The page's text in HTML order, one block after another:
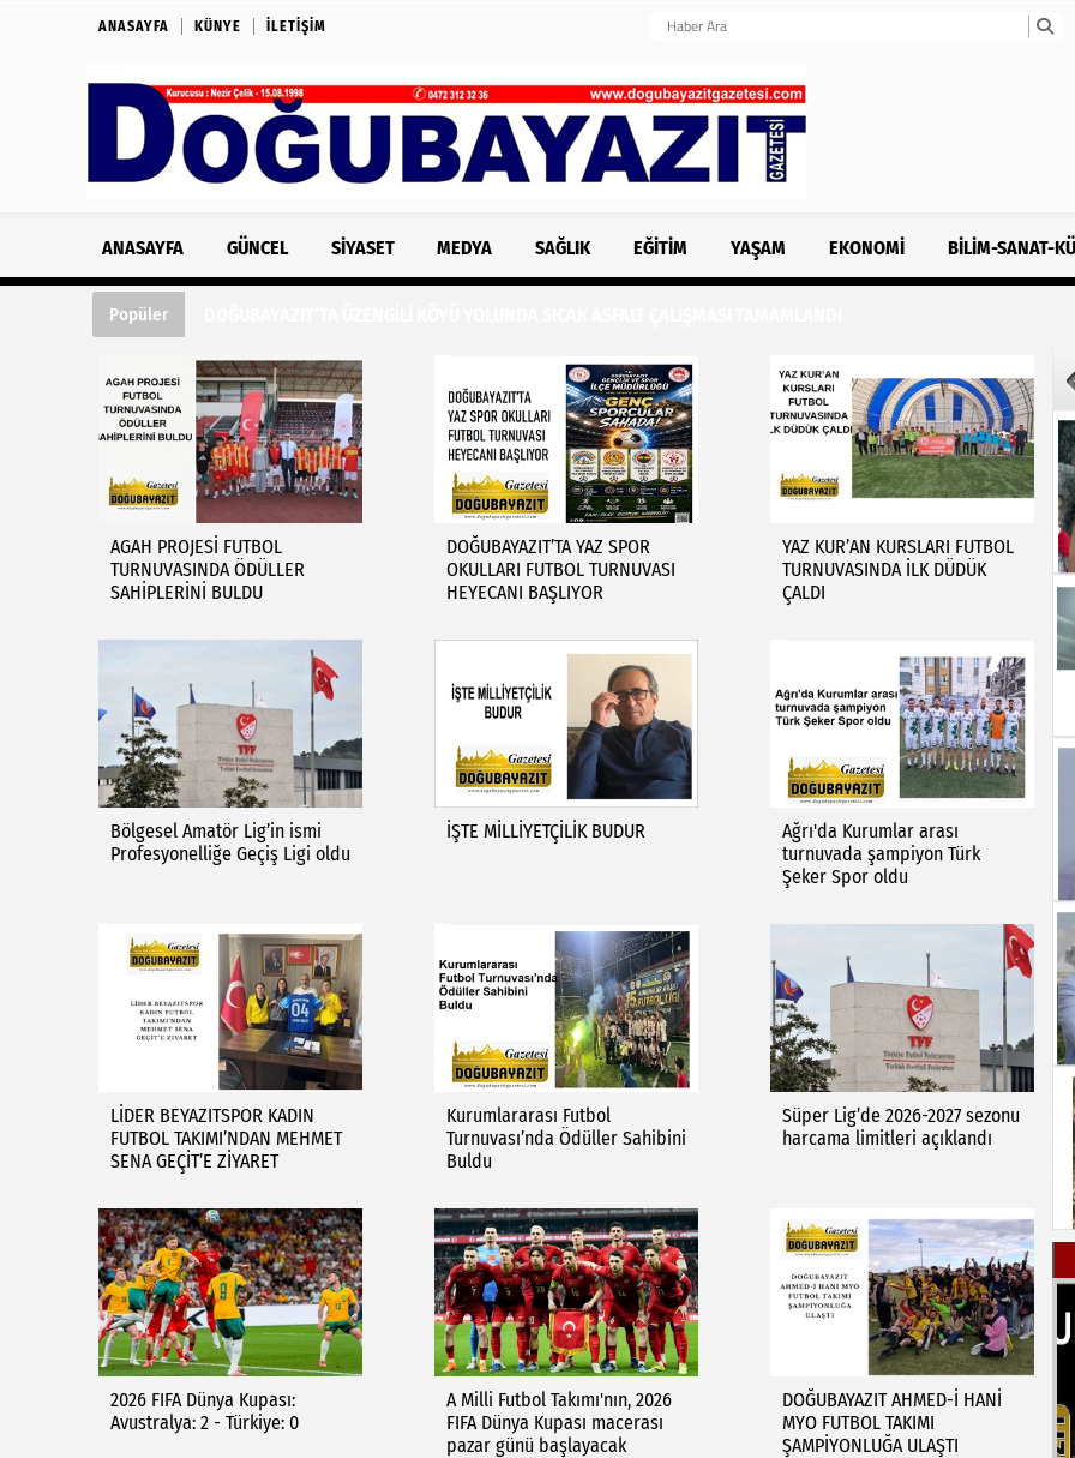
ANASAYFA KÜNYE İLETIŞIM
ANASAYFA GÜNCEL SIYASET MEDYA SAĞLIK EĞITIM YAŞAM EKONOMI BILIM-SANAT-
Popüler
AGAH PROJESİ FUTBOL
TURNUVASINDA ÖDÜLLER
SAHİPLERİNİ BULDU
DOĞUBAYAZIT’TA YAZ SPOR
OKULLARI FUTBOL TURNUVASI
HEYECANI BAŞLIYOR
YAZ KUR’AN KURSLARI FUTBOL
TURNUVASINDA İLK DÜDÜK
ÇALDI
Bölgesel Amatör Lig’in ismi
Profesyonelliğe Geçiş Ligi oldu
İŞTE MİLLİYETÇİLİK BUDUR
Ağrı'da Kurumlar arası
turnuvada şampiyon Türk
Şeker Spor oldu
LİDER BEYAZITSPOR KADIN
FUTBOL TAKIMI’NDAN MEHMET
SENA GEÇİT’E ZİYARET
Kurumlararası Futbol
Turnuvası’nda Ödüller Sahibini
Buldu
Süper Lig’de 2026-2027 sezonu
harcama limitleri açıklandı
2026 FIFA Dünya Kupası:
Avustralya: 2 - Türkiye: 0
A Milli Futbol Takımı'nın, 2026
FIFA Dünya Kupası macerası
pazar günü başlayacak
DOĞUBAYAZIT AHMED-İ HANİ
MYO FUTBOL TAKIMI
ŞAMPİYONLUĞA ULAŞTI